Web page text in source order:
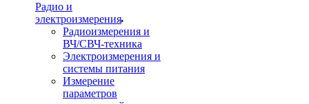
Радио и
электроизмерения
Радиоизмерения и
ВЧ/СВЧ-техника
Электроизмерения и
системы питания
Измерение
параметров